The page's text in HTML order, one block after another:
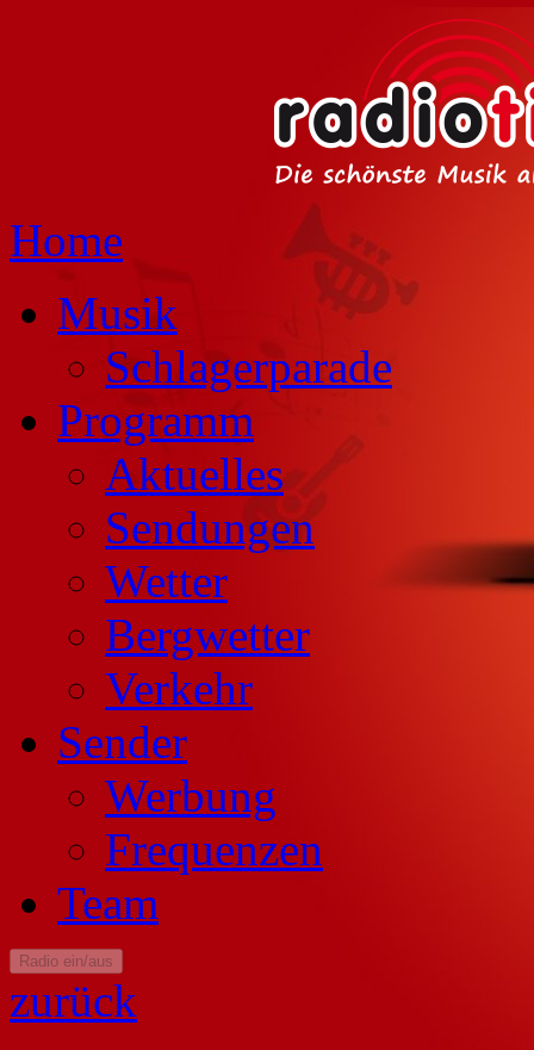
Home
Musik
Schlagerparade
Programm
Aktuelles
Sendungen
Wetter
Bergwetter
Verkehr
Sender
Werbung
Frequenzen
Team
Radio ein/aus
zurück